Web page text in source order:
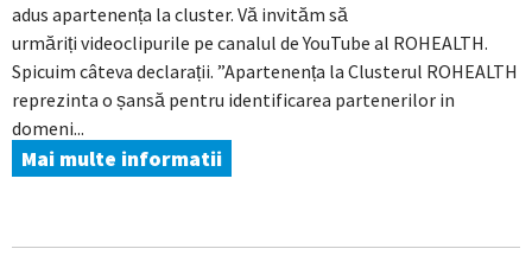
adus apartenența la cluster. Vă invităm să
urmăriți videoclipurile pe canalul de YouTube al ROHEALTH.
Spicuim câteva declarații. ”Apartenența la Clusterul ROHEALTH
reprezinta o șansă pentru identificarea partenerilor in
domeni...
Mai multe informatii